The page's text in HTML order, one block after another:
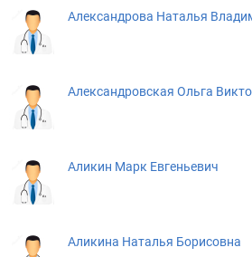
Александрова Наталья
Александровская Ольга
Аликин Марк Евгеньевич
Аликина Наталья Борисовна